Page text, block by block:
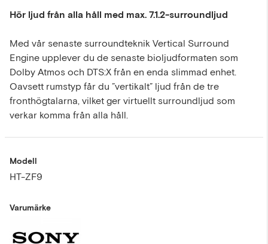
Hör ljud från alla håll med max. 7.1.2-surroundljud
Med vår senaste surroundteknik Vertical Surround
Engine upplever du de senaste bioljudformaten som
Dolby Atmos och DTS:X från en enda slimmad enhet.
Oavsett rumstyp får du ”vertikalt” ljud från de tre
fronthögtalarna, vilket ger virtuellt surroundljud som
verkar komma från alla håll.
Modell
HT-ZF9
Varumärke